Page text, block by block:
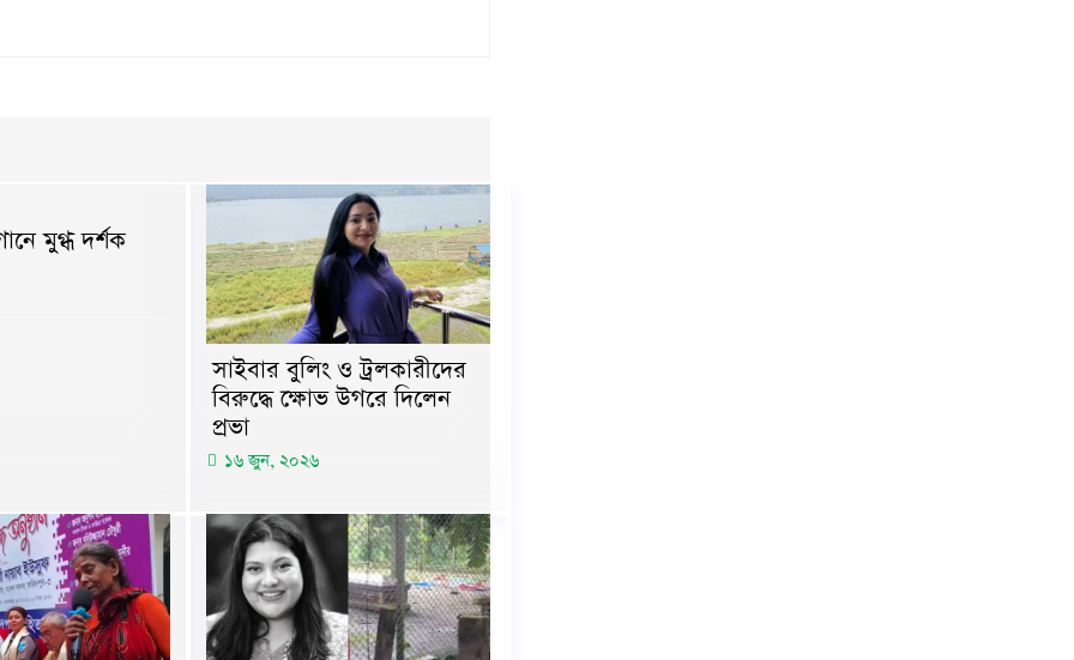
মুগ্ধ দর্শক
সাইবার বুলিং ও ট্রলকারীদের
বিরুদ্ধে ক্ষোভ উগরে দিলেন
প্রভা
১৬ জুন, ২০২৬